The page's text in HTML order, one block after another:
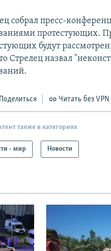
собрал пресс-
протестующих.
будут
Стрелец назвал
Поделиться Читать без VPN
также в категориях
- мир Новости